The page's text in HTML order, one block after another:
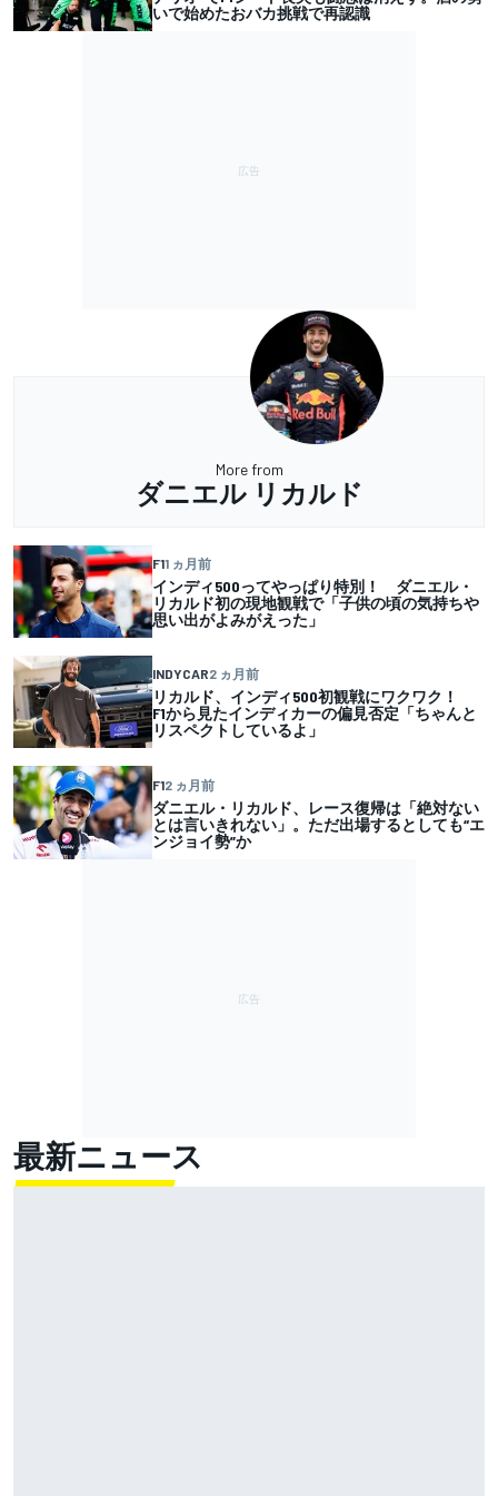
いで始めたおバカ挑戦で再認識
More from
ダニエル リカルド
F11 ヵ月前
インディ500ってやっぱり特別！ ダニエル・
リカルド初の現地観戦で「子供の頃の気持ちや
思い出がよみがえった」
INDYCAR2 ヵ月前
リカルド、インディ500初観戦にワクワク！
F1から見たインディカーの偏見否定「ちゃんと
リスペクトしているよ」
F12 ヵ月前
ダニエル・リカルド、レース復帰は「絶対ない
とは言いきれない」。ただ出場するとしても“エ
ンジョイ勢”か
最新ニュース